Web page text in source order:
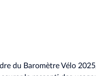
du Baromètre Vélo